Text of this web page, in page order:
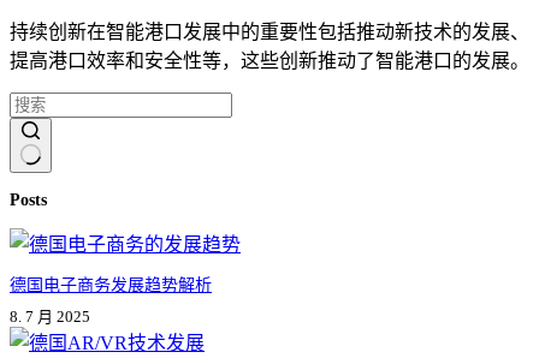
持续创新在智能港口发展中的重要性包括推动新技术的发展、
提高港口效率和安全性等，这些创新推动了智能港口的发展。
果
Posts
德国电子商务发展趋势解析
8. 7 月 2025